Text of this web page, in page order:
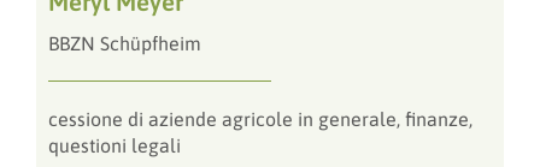
BBZN Schüpfheim
cessione di aziende agricole in generale, finanze,
questioni legali